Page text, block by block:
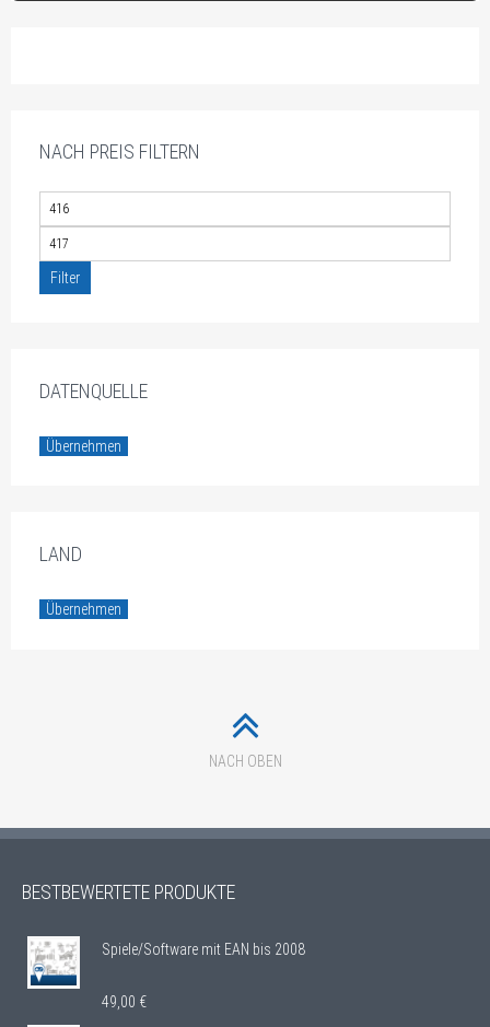
NACH PREIS FILTERN
Filter
DATENQUELLE
Übernehmen
LAND
Übernehmen
NACH OBEN
BESTBEWERTETE PRODUKTE
Spiele/Software mit EAN bis 2008
49,00 €